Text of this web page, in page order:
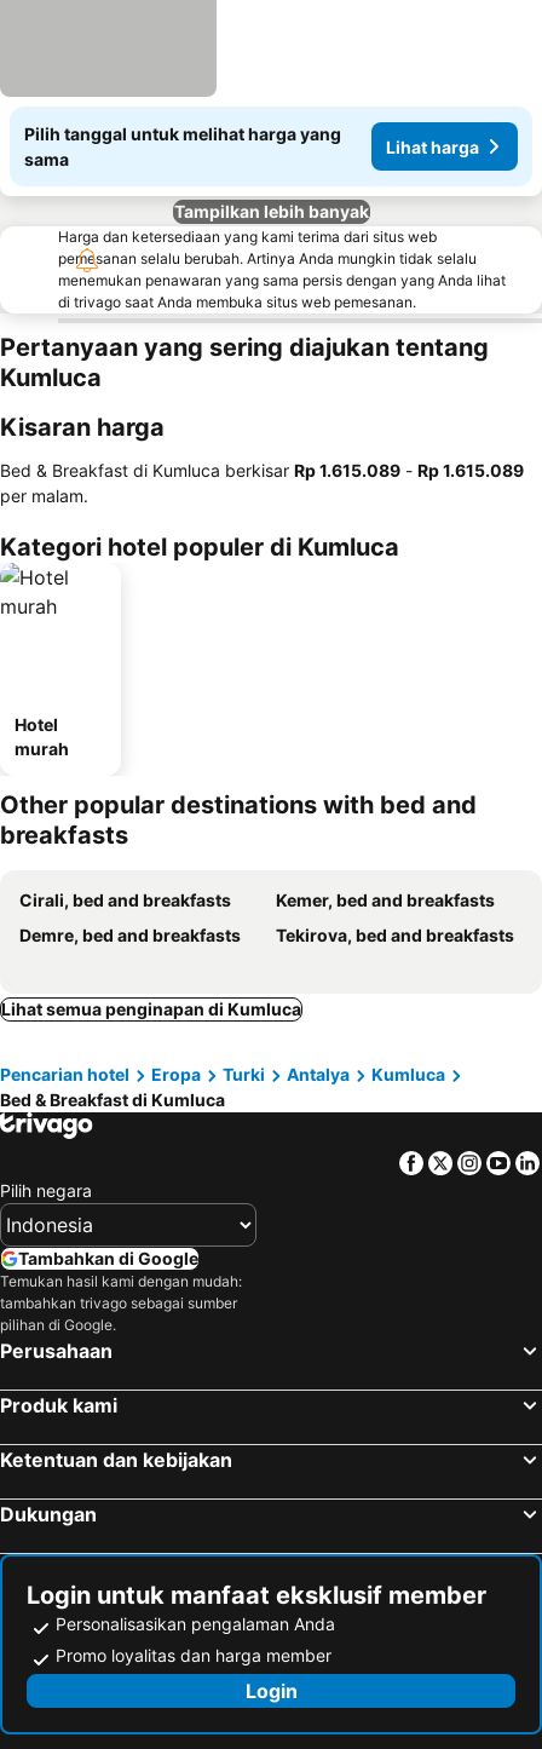
Pilih tanggal untuk melihat harga yang
sama
Lihat harga
Tampilkan lebih banyak
Harga dan ketersediaan yang kami terima dari situs web
pemesanan selalu berubah. Artinya Anda mungkin tidak selalu
menemukan penawaran yang sama persis dengan yang Anda lihat
di trivago saat Anda membuka situs web pemesanan.
Pertanyaan yang sering diajukan tentang
Kumluca
Kisaran harga
Bed & Breakfast di Kumluca berkisar ‎Rp 1.615.089 - ‎Rp 1.615.089
per malam.
Kategori hotel populer di Kumluca
Hotel
murah
Other popular destinations with bed and
breakfasts
Cirali, bed and breakfasts
Kemer, bed and breakfasts
Demre, bed and breakfasts
Tekirova, bed and breakfasts
Lihat semua penginapan di Kumluca
Pencarian hotel Eropa Turki Antalya
Kumluca
Bed & Breakfast di Kumluca
Facebook
Twitter
Pilih negara
Tambahkan di Google
Temukan hasil kami dengan mudah:
tambahkan trivago sebagai sumber
pilihan di Google.
Perusahaan
Produk kami
Ketentuan dan kebijakan
Dukungan
Login untuk manfaat eksklusif member
Personalisasikan pengalaman Anda
Promo loyalitas dan harga member
Login